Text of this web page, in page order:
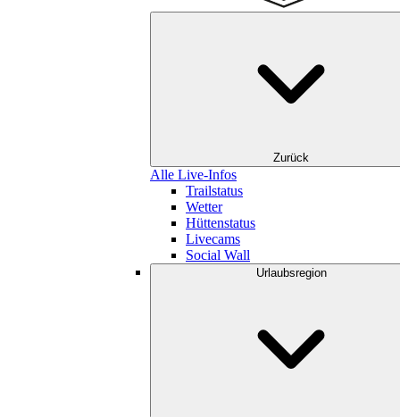
Zurück
Alle Live-Infos
Trailstatus
Wetter
Hüttenstatus
Livecams
Social Wall
Urlaubsregion